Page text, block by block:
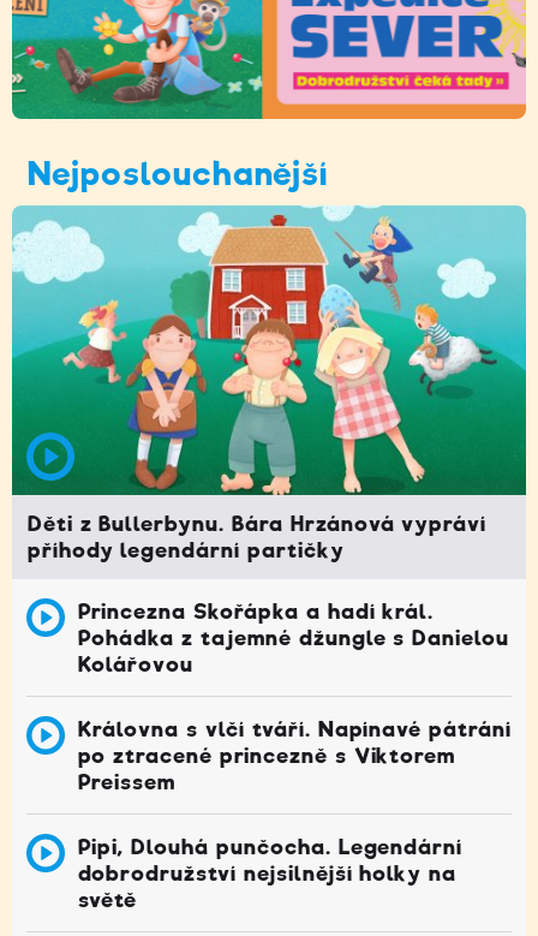
Nejposlouchanější
Děti z Bullerbynu. Bára Hrzánová vypráví
příhody legendární partičky
Princezna Skořápka a hadí král.
Pohádka z tajemné džungle s Danielou
Kolářovou
Královna s vlčí tváří. Napínavé pátrání
po ztracené princezně s Viktorem
Preissem
Pipi, Dlouhá punčocha. Legendární
dobrodružství nejsilnější holky na
světě